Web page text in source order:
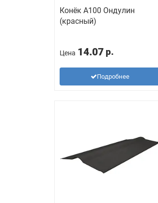
Конёк А100 Ондулин
(красный)
Цена 14.07 р.
Подробнее